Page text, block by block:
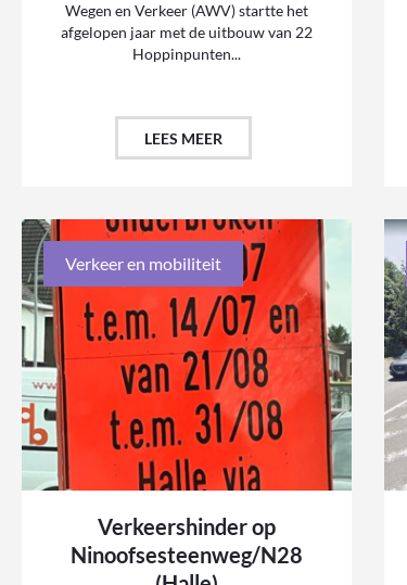
Wegen en Verkeer (AWV) startte het
afgelopen jaar met de uitbouw van 22
Hoppinpunten...
LEES MEER
Verkeer en mobiliteit
Verkeershinder op
Ninoofsesteenweg/N28